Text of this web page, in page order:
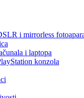
i mirrorless
i laptopa
konzola